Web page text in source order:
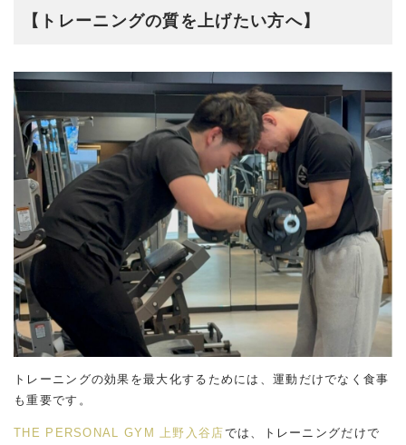
【トレーニングの質を上げたい方へ】
トレーニングの効果を最大化するためには、運動だけでなく食事
も重要です。
THE PERSONAL GYM 上野入谷店では、トレーニングだけで